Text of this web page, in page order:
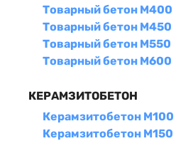
Товарный бетон М400
Товарный бетон М450
Товарный бетон М550
Товарный бетон М600
КЕРАМЗИТОБЕТОН
Керамзитобетон М100
Керамзитобетон М150